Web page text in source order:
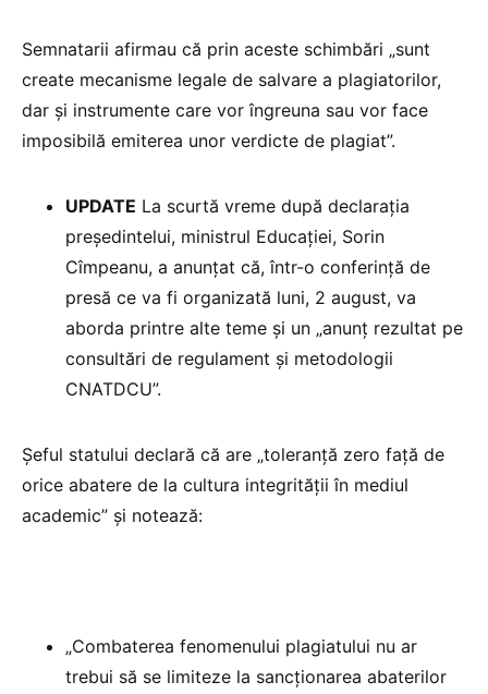
Semnatarii afirmau că prin aceste schimbări „sunt
create mecanisme legale de salvare a plagiatorilor,
dar și instrumente care vor îngreuna sau vor face
imposibilă emiterea unor verdicte de plagiat”.
UPDATE La scurtă vreme după declarația
președintelui, ministrul Educației, Sorin
Cîmpeanu, a anunțat că, într-o conferință de
presă ce va fi organizată luni, 2 august, va
aborda printre alte teme și un „anunț rezultat pe
consultări de regulament și metodologii
CNATDCU”.
Șeful statului declară că are „toleranță zero față de
orice abatere de la cultura integrității în mediul
academic” și notează:
„Combaterea fenomenului plagiatului nu ar
trebui să se limiteze la sancționarea abaterilor